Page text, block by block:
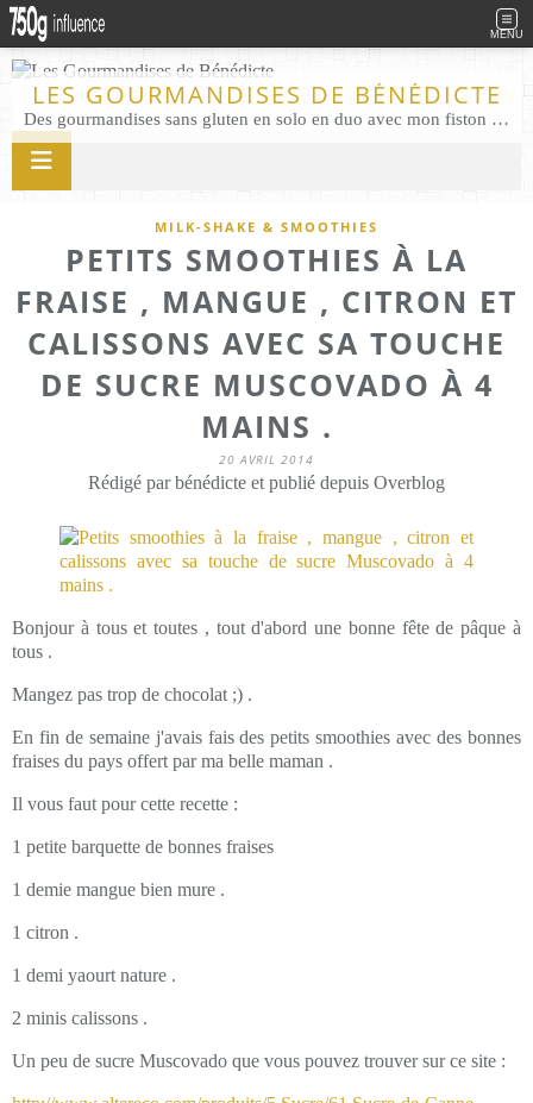
MENU
LES GOURMANDISES DE BÉNÉDICTE
Des gourmandises sans gluten en solo en duo avec mon fiston . Salé comme Sucré sans gluten éco responsable Les Gourmandises de Bénédicte gâteau produits locaux
MILK-SHAKE & SMOOTHIES
PETITS SMOOTHIES À LA
FRAISE , MANGUE , CITRON ET
CALISSONS AVEC SA TOUCHE
DE SUCRE MUSCOVADO À 4
MAINS .
20 AVRIL 2014
Rédigé par bénédicte et publié depuis Overblog
Bonjour à tous et toutes , tout d'abord une bonne fête de pâque à
tous .
Mangez pas trop de chocolat ;) .
En fin de semaine j'avais fais des petits smoothies avec des bonnes
fraises du pays offert par ma belle maman .
Il vous faut pour cette recette :
1 petite barquette de bonnes fraises
1 demie mangue bien mure .
1 citron .
1 demi yaourt nature .
2 minis calissons .
Un peu de sucre Muscovado que vous pouvez trouver sur ce site :